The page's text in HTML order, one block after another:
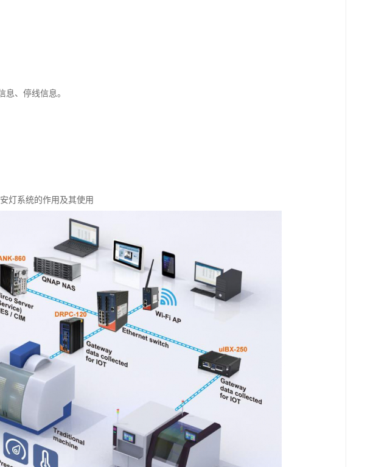
、停线信息。
灯系统的作用及其使用